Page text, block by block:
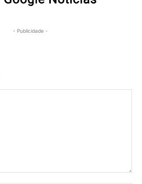
- Publicidade -